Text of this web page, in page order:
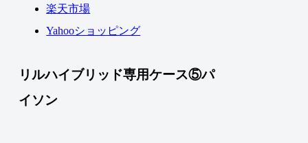
楽天市場
Yahooショッピング
リルハイブリッド専用ケース⑤パ
イソン